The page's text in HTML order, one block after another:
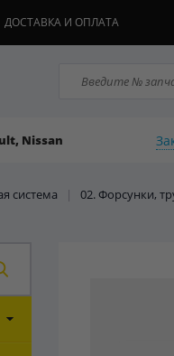
ДОСТАВКА И ОПЛАТА
Nissan
система | 02. Форсунки,